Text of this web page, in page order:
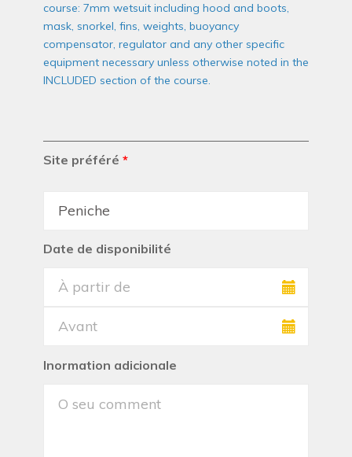
course: 7mm wetsuit including hood and boots,
mask, snorkel, fins, weights, buoyancy
compensator, regulator and any other specific
equipment necessary unless otherwise noted in the
INCLUDED section of the course.
Site préféré *
Date de disponibilité
Inormation adicionale